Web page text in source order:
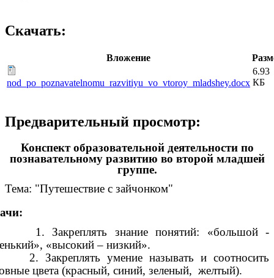
Скачать:
Вложение
nod_po_poznavatelnomu_razvitiyu_vo_vtoroy_mladshey.docx
6.93
КБ
Предварительный просмотр:
Конспект образовательной деятельности по
познавательному развитию во второй младшей
группе.
Тема: "Путешествие с зайчонком"
1. Закреплять знание понятий: «большой -
«высокий – низкий».
умение называть и соотносить
цвета (красный, синий, зеленый, желтый).